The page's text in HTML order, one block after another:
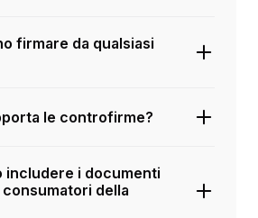
firmare da qualsiasi
le controfirme?
includere i documenti
della